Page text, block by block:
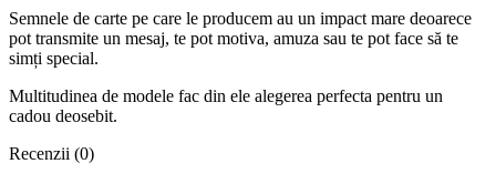
Semnele de carte pe care le producem au un impact mare deoarece
pot transmite un mesaj, te pot motiva, amuza sau te pot face să te
simți special.
Multitudinea de modele fac din ele alegerea perfecta pentru un
cadou deosebit.
Recenzii (0)